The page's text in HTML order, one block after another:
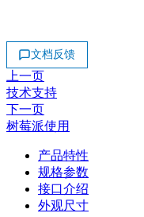
文档反馈
上一页
技术支持
下一页
树莓派使用
产品特性
规格参数
接口介绍
外观尺寸